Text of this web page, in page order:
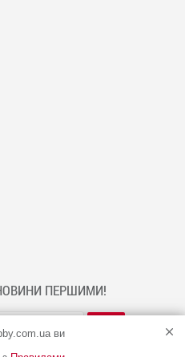
ви
ПЕРШИМИ!